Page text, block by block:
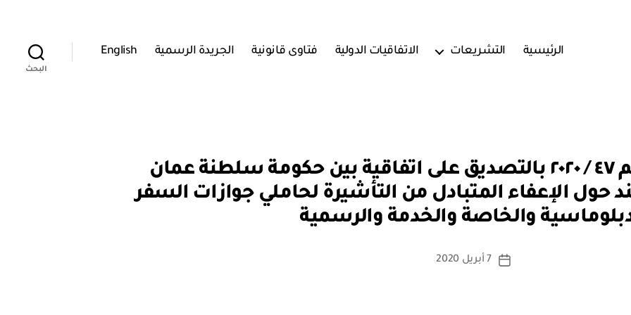
الرئيسية التشريعات الاتفاقيات الدولية فتاوى قانونية الجريدة الرسمية English
البحث
مرسوم سلطاني رقم ٤٧ / ٢٠٢٠ بالتصديق على اتفاقية بين حكومة سلطنة عمان
حول الإعفاء المتبادل من التأشيرة لحاملي جوازات السفر
والخاصة والخدمة والرسمية
كاتب
بو
ا
س
ة
تاريخ
7 أبريل 2020